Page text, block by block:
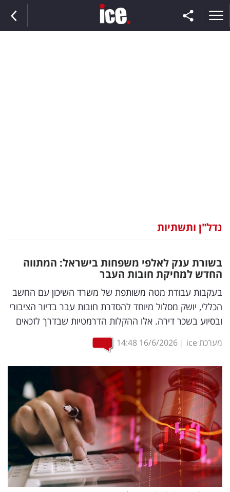
וצרכנות
דיגיטל
וטק
שיווק
ופרסום
מדדים
ומחקרים
דעות
רכילות
עסקית
קריפטו
נדל"ן ותשתיות
בשורת ענק לאלפי משפחות בישראל: המתווה
החדש למחיקת חובות העבר
בעקבות עבודת מטה משותפת של משרד השיכון עם החשב
הכללי, יושק מסלול מיוחד להסדרת חובות עבר בדיור הציבורי
ובסיוע בשכר דירה. אלו ההקלות הדרמטיות שבדרך לזכאים
מערכת ice |
16/6/2026
14:48